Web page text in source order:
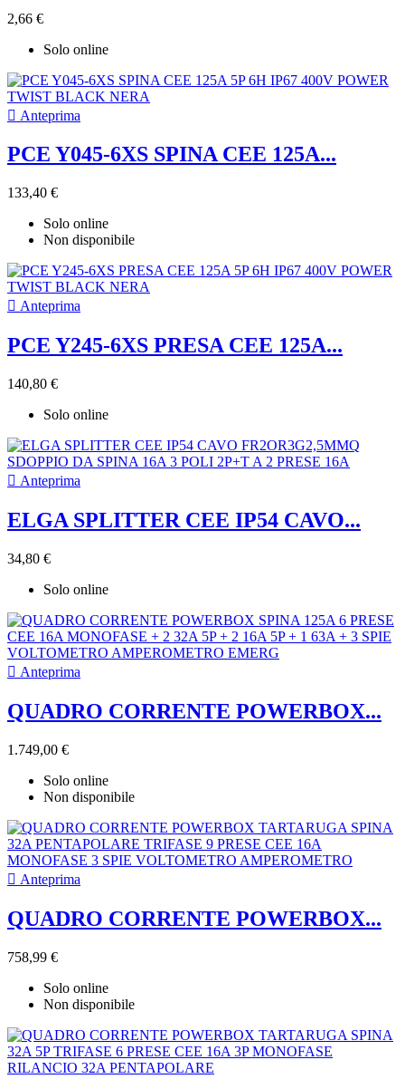
2,66 €
Solo online
 Anteprima
PCE Y045-6XS SPINA CEE 125A...
133,40 €
Solo online
Non disponibile
 Anteprima
PCE Y245-6XS PRESA CEE 125A...
140,80 €
Solo online
 Anteprima
ELGA SPLITTER CEE IP54 CAVO...
34,80 €
Solo online
 Anteprima
QUADRO CORRENTE POWERBOX...
1.749,00 €
Solo online
Non disponibile
 Anteprima
QUADRO CORRENTE POWERBOX...
758,99 €
Solo online
Non disponibile